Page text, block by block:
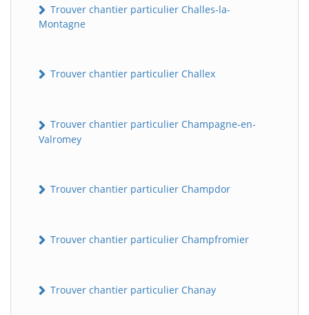
Trouver chantier particulier Challes-la-
Montagne
Trouver chantier particulier Challex
Trouver chantier particulier Champagne-en-
Valromey
Trouver chantier particulier Champdor
Trouver chantier particulier Champfromier
Trouver chantier particulier Chanay